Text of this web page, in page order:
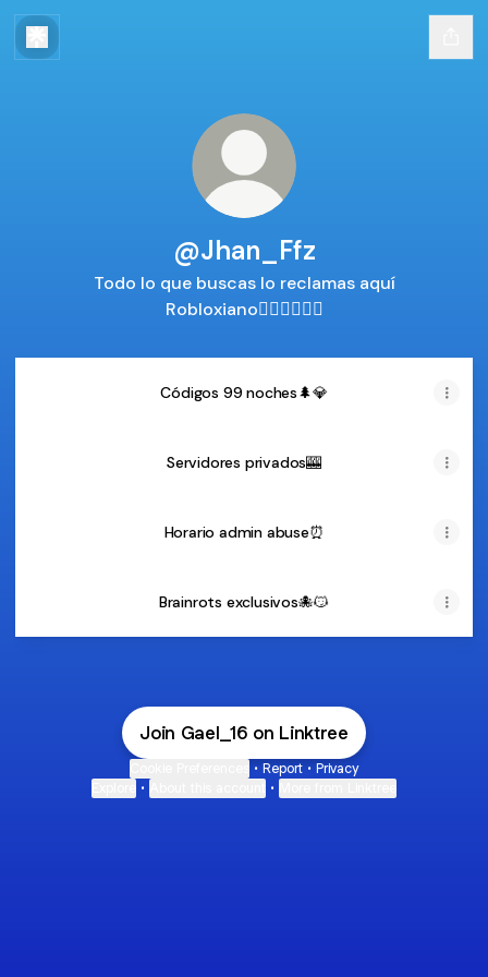
@Jhan_Ffz
Todo lo que buscas lo reclamas aquí
Robloxiano👇🏻👇🏻💎🔥
Códigos 99 noches🌲💎
Servidores privados🎰
Horario admin abuse⏰
Brainrots exclusivos🐙😼
Join Gael_16 on Linktree
• Report • Privacy
• •